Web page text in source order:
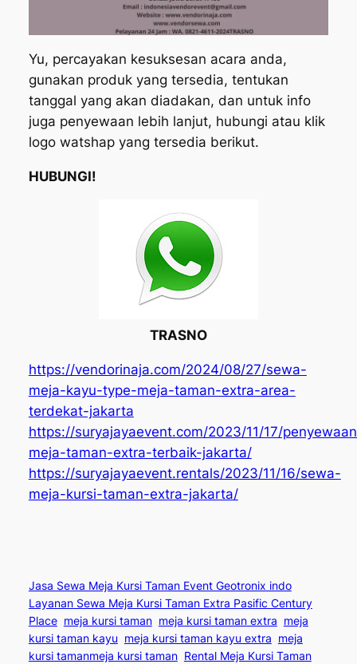
Yu, percayakan kesuksesan acara anda,
gunakan produk yang tersedia, tentukan
tanggal yang akan diadakan, dan untuk info
juga penyewaan lebih lanjut, hubungi atau klik
logo watshap yang tersedia berikut.
HUBUNGI!
TRASNO
https://vendorinaja.com/2024/08/27/sewa-
meja-kayu-type-meja-taman-extra-area-
terdekat-jakarta
https://suryajayaevent.com/2023/11/17/
meja-taman-extra-terbaik-jakarta/
https://suryajayaevent.rentals/2023/11/16/sewa-
meja-kursi-taman-extra-jakarta/
Jasa Sewa Meja Kursi Taman Event Geotronix indo
Layanan Sewa Meja Kursi Taman Extra Pasific Century
Place meja kursi taman meja kursi taman extra meja
kursi taman kayu meja kursi taman kayu extra meja
kursi tamanmeja kursi taman Rental Meja Kursi Taman